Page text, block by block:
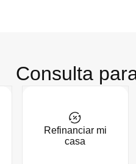
Consulta
Refinanciar mi
casa